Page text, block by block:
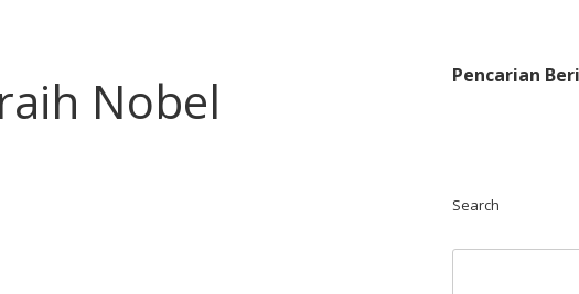
Nobel
Pencarian
Search